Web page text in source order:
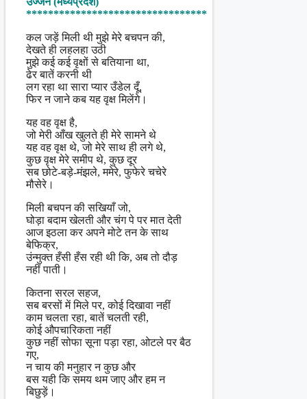
*********************************
कल जड़ें मिली थी मुझे मेरे बचपन की,
देखते ही लहलहा उठी
मुझे कई कई वृक्षों से बतियाना था,
ढेर बातें करनी थी
लग रहा था सारा प्यार उँडेल दूँ,
फिर न जाने कब यह वृक्ष मिलेंगे।
यह वह वृक्ष है,
जो मेरी आँख खुलते ही मेरे सामने थे
यह वह वृक्ष थे, जो मेरे साथ ही लगे थे,
कुछ वृक्ष मेरे समीप थे, कुछ दूर
सब छोटे-बड़े-मंझले, ममेरे, फुफेरे चचेरे
मौसेरे।
मिली बचपन की सखियाँ जो,
घोड़ा बदाम खेलती और चंग पे पर मात देती
आज इठला कर अपने मोटे तन के साथ
बेफिक्र,
उंन्मुक्त हँसी हँस रही थी कि, अब तो दौड़
नहीं पाती।
कितना सरल सहज,
सब बरसों में मिले पर, कोई दिखावा नहीं
काम चलता रहा, बातें चलती रही,
कोई औपचारिकता नहीं
कुछ नहीं सोफा सूना पड़ा रहा, ओटले पर बैठ
गए,
न चाय की मनुहार न कुछ और
बस यही कि समय थम जाए और हम न
बिछुड़ें।